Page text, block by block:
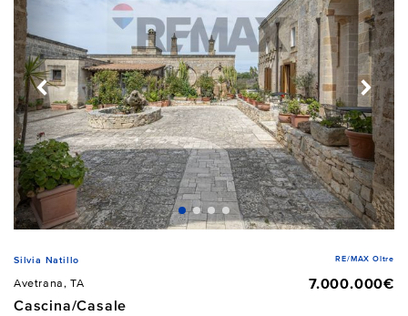
Silvia Natillo RE/MAX Oltre
Avetrana, TA
7.000.000€
Cascina/Casale